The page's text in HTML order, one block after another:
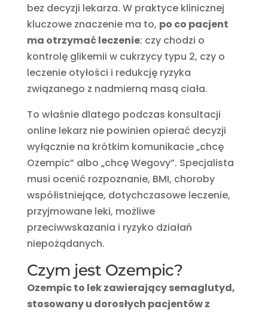
bez decyzji lekarza. W praktyce klinicznej
kluczowe znaczenie ma to, po co pacjent
ma otrzymać leczenie: czy chodzi o
kontrolę glikemii w cukrzycy typu 2, czy o
leczenie otyłości i redukcję ryzyka
związanego z nadmierną masą ciała.
To właśnie dlatego podczas konsultacji
online lekarz nie powinien opierać decyzji
wyłącznie na krótkim komunikacie „chcę
Ozempic” albo „chcę Wegovy”. Specjalista
musi ocenić rozpoznanie, BMI, choroby
współistniejące, dotychczasowe leczenie,
przyjmowane leki, możliwe
przeciwwskazania i ryzyko działań
niepożądanych.
Czym jest Ozempic?
Ozempic to lek zawierający semaglutyd,
stosowany u dorosłych pacjentów z